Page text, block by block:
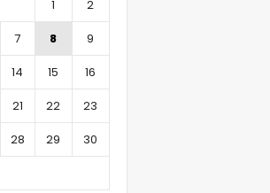
1
2
7 8
9
14 15
16
21 22
23
28 29
30